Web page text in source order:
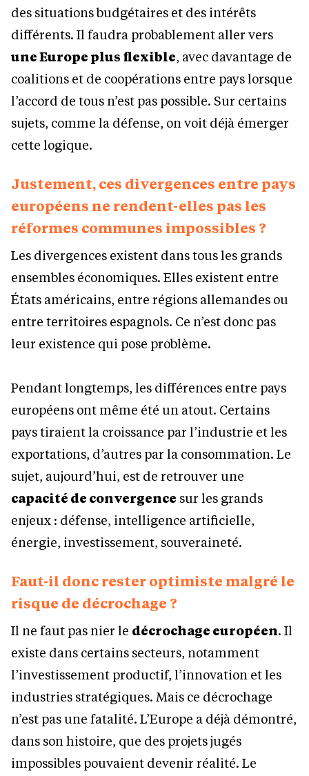
des situations budgétaires et des intérêts
différents. Il faudra probablement aller vers
une Europe plus flexible, avec davantage de
coalitions et de coopérations entre pays lorsque
l’accord de tous n’est pas possible. Sur certains
sujets, comme la défense, on voit déjà émerger
cette logique.
Justement, ces divergences entre pays
européens ne rendent-elles pas les
réformes communes impossibles ?
Les divergences existent dans tous les grands
ensembles économiques. Elles existent entre
États américains, entre régions allemandes ou
entre territoires espagnols. Ce n’est donc pas
leur existence qui pose problème.
Pendant longtemps, les différences entre pays
européens ont même été un atout. Certains
pays tiraient la croissance par l’industrie et les
exportations, d’autres par la consommation. Le
sujet, aujourd’hui, est de retrouver une
capacité de convergence sur les grands
enjeux : défense, intelligence artificielle,
énergie, investissement, souveraineté.
Faut-il donc rester optimiste malgré le
risque de décrochage ?
Il ne faut pas nier le décrochage européen. Il
existe dans certains secteurs, notamment
l’investissement productif, l’innovation et les
industries stratégiques. Mais ce décrochage
n’est pas une fatalité. L’Europe a déjà démontré,
dans son histoire, que des projets jugés
impossibles pouvaient devenir réalité. Le